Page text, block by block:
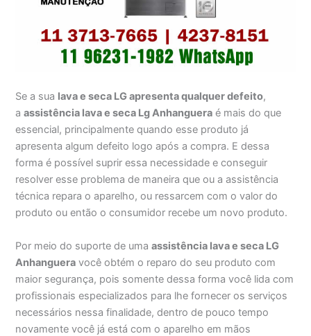
Se a sua lava e seca LG apresenta qualquer defeito,
aassistência lava e seca LgAnhanguera é mais do que
essencial, principalmente quando esse produto já
apresenta algum defeito logo após a compra. E dessa
forma é possível suprir essa necessidade e conseguir
resolver esse problema de maneira que ou a assistência
técnica repara o aparelho, ou ressarcem com o valor do
produto ou então o consumidor recebe um novo produto.
Por meio do suporte de umaassistência lava e seca LG
Anhanguera você obtém o reparo do seu produto com
maior segurança, pois somente dessa forma você lida com
profissionais especializados para lhe fornecer os serviços
necessários nessa finalidade, dentro de pouco tempo
novamente você já está com o aparelho em mãos